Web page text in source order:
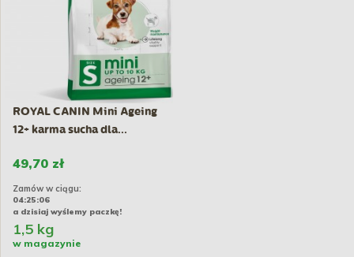
ROYAL CANIN Mini Ageing
12+ karma sucha dla...
49,70 zł
Zamów w ciągu:
04:25:06
a dzisiaj wyślemy paczkę!
1,5 kg
w magazynie